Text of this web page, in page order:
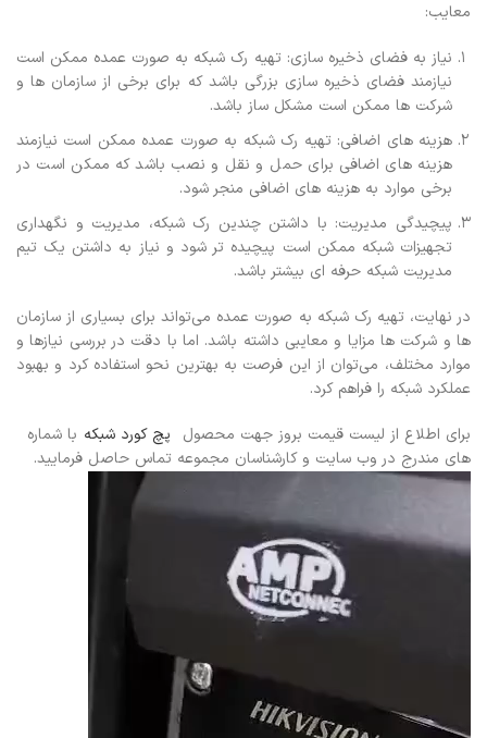
معایب:
نیاز به فضای ذخیره سازی: تهیه رک شبکه به صورت عمده ممکن است
نیازمند فضای ذخیره سازی بزرگی باشد که برای برخی از سازمان ها و
شرکت ها ممکن است مشکل ساز باشد.
هزینه های اضافی: تهیه رک شبکه به صورت عمده ممکن است نیازمند
هزینه های اضافی برای حمل و نقل و نصب باشد که ممکن است در
برخی موارد به هزینه های اضافی منجر شود.
پیچیدگی مدیریت: با داشتن چندین رک شبکه، مدیریت و نگهداری
تجهیزات شبکه ممکن است پیچیده تر شود و نیاز به داشتن یک تیم
مدیریت شبکه حرفه ای بیشتر باشد.
در نهایت، تهیه رک شبکه به صورت عمده می‌تواند برای بسیاری از سازمان
ها و شرکت ها مزایا و معایبی داشته باشد. اما با دقت در بررسی نیازها و
موارد مختلف، می‌توان از این فرصت به بهترین نحو استفاده کرد و بهبود
عملکرد شبکه را فراهم کرد.
برای اطلاع از لیست قیمت بروز جهت محصول پچ کورد شبکه با شماره
های مندرج در وب سایت و کارشناسان مجموعه تماس حاصل فرمایید.
نمایشگر